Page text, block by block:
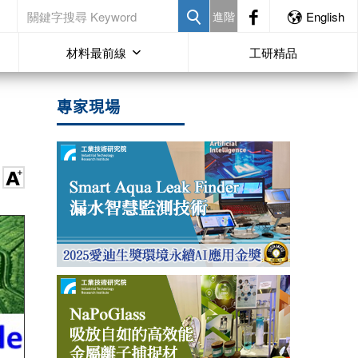
進階 English
材料最前線 工研精品
專家現場